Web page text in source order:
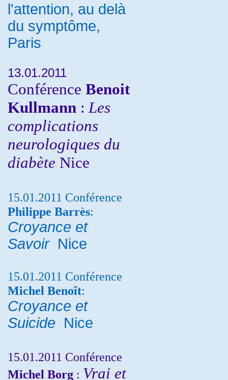
l'attention, au delà
du symptôme,
Paris
13.01.2011
Conférence Benoit
Kullmann : Les
complications
neurologiques du
diabète Nice
15.01.2011 Conférence
Philippe Barrès:
Croyance et
Savoir Nice
15.01.2011 Conférence
Michel Benoît:
Croyance et
Suicide Nice
15.01.2011 Conférence
Michel Borg : Vrai et